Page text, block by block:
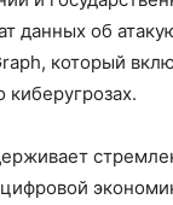
данных об
который